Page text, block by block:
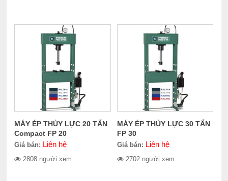
MÁY ÉP THỦY LỰC 20 TẤN
Compact FP 20
Giá bán: Liên hệ
2808 người xem
MÁY ÉP THỦY LỰC 30 TẤN
FP 30
Giá bán: Liên hệ
2702 người xem